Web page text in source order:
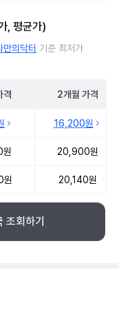
, 평균가)
만의닥터 기준 최저가
격 2개월 가격
16,200원
20,900원
20,140원
회하기